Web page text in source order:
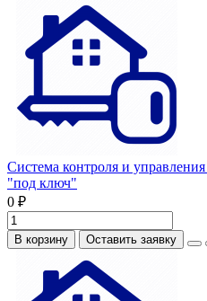
Система контроля и
"под ключ"
0 ₽
В корзину Оставить заявку